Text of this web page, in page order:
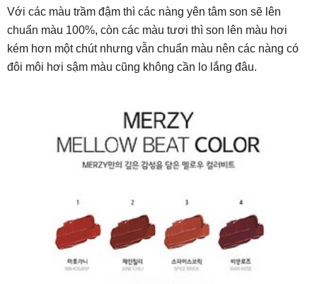
Với các màu trầm đậm thì các nàng yên tâm son sẽ lên
chuẩn màu 100%, còn các màu tươi thì son lên màu hơi
kém hơn một chút nhưng vẫn chuẩn màu nên các nàng có
đôi môi hơi sậm màu cũng không cần lo lắng đâu.